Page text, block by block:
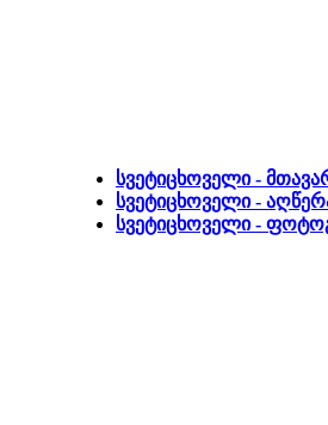
სვეტიცხოველი -
სვეტიცხოველი -
სვეტიცხოველი -